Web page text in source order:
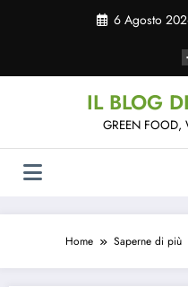
6 Agosto
IL BLOG
GREEN FOOD,
Home Saperne di più